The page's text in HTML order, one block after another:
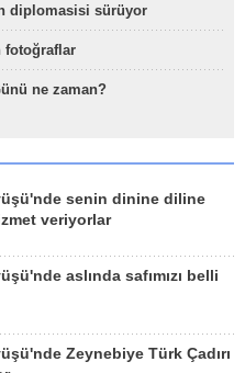
diplomasisi sürüyor
fotoğraflar
ne zaman?
senin dinine diline
veriyorlar
aslında safımızı belli
Zeynebiye Türk Çadırı